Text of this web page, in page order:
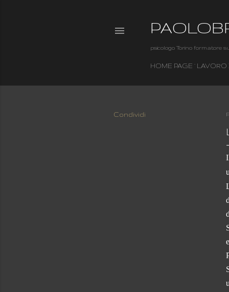
psicologo Torino formatore
HOME PAGE
Condividi